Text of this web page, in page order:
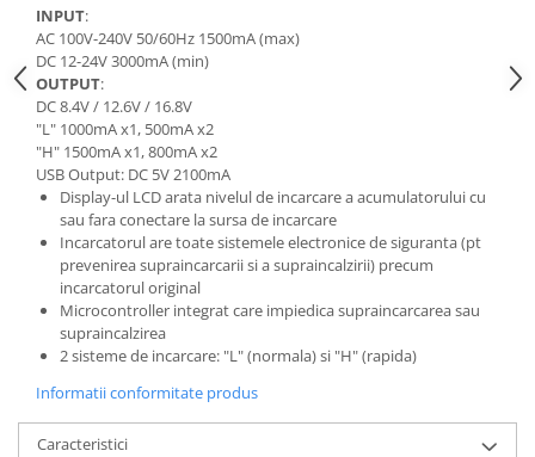
Bec LED
E14
E27
Blițuri și lumini foto/video
Cablu date
tableta
Telefoane mobile
Casti
Telefoane mobile
Custi aparate foto-video
Incarcatoare auto
Telefoane mobile
INPUT:
AC 100V-240V 50/60Hz 1500mA (max)
DC 12-24V 3000mA (min)
OUTPUT:
DC 8.4V / 12.6V / 16.8V
"L" 1000mA x1, 500mA x2
"H" 1500mA x1, 800mA x2
USB Output: DC 5V 2100mA
Display-ul LCD arata nivelul de incarcare a acumulatorului cu
sau fara conectare la sursa de incarcare
Incarcatorul are toate sistemele electronice de siguranta (pt
prevenirea supraincarcarii si a supraincalzirii) precum
incarcatorul original
Microcontroller integrat care impiedica supraincarcarea sau
supraincalzirea
2 sisteme de incarcare: "L" (normala) si "H" (rapida)
Informatii conformitate produs
Caracteristici